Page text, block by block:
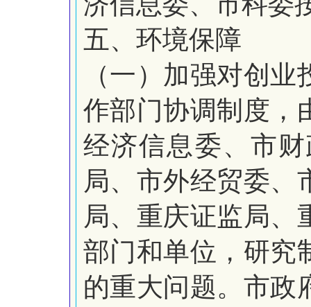
五、环境保障
（一）加强对创
作部门协调制度，
经济信息委、市
局、市外经贸委、
局、重庆证监局、
部门和单位，研究
的重大问题。市政